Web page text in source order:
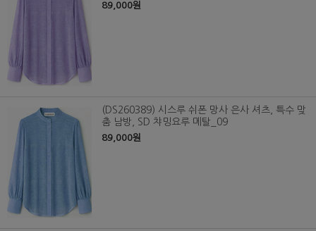
89,000원
(DS260389) 시스루 쉬폰 망사 은사 셔츠, 특수 맞
춤 남방, SD 챠밍요루 메탈_09
89,000원